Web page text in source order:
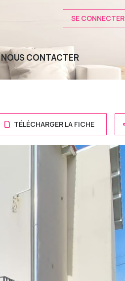
SE CONNECTER
NOUS CONTACTER
TÉLÉCHARGER LA FICHE